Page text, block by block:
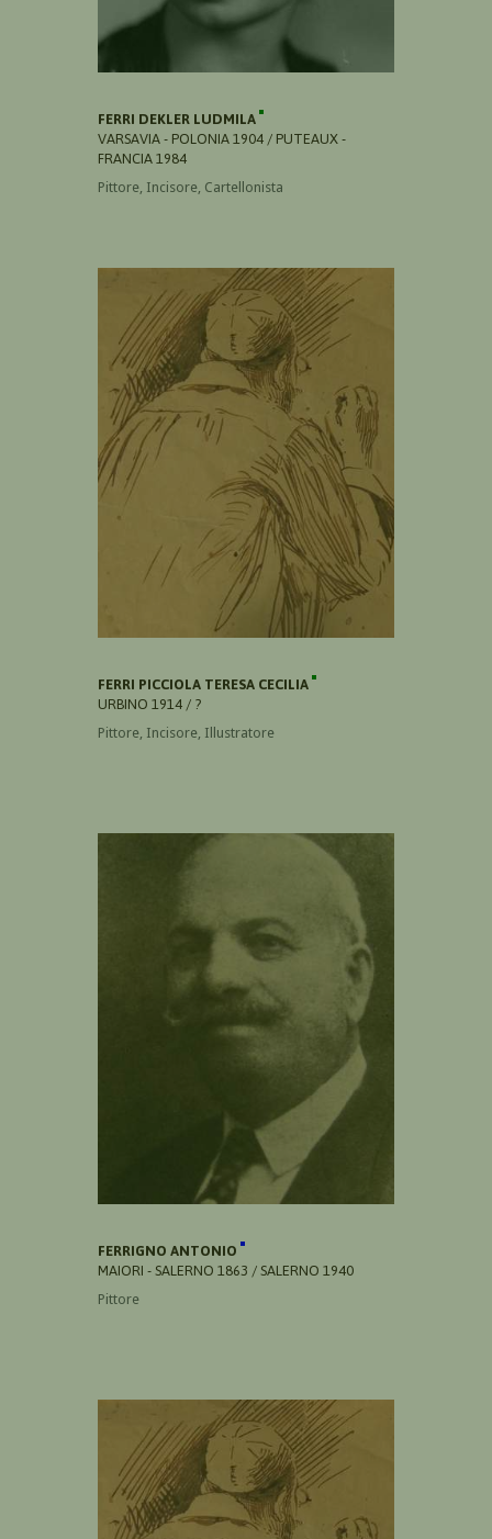
FERRI DEKLER LUDMILA
VARSAVIA - POLONIA 1904 / PUTEAUX -
FRANCIA 1984
Pittore, Incisore, Cartellonista
FERRI PICCIOLA TERESA CECILIA
URBINO 1914 / ?
Pittore, Incisore, Illustratore
FERRIGNO ANTONIO
MAIORI - SALERNO 1863 / SALERNO 1940
Pittore